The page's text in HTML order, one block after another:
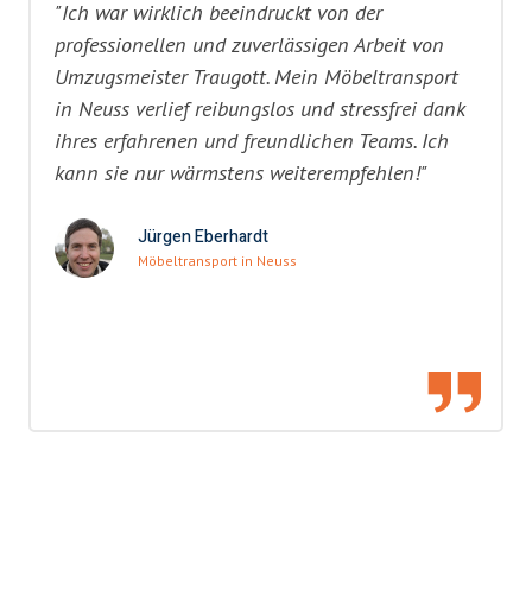
"Ich war wirklich beeindruckt von der
professionellen und zuverlässigen Arbeit von
Umzugsmeister Traugott. Mein Möbeltransport
in Neuss verlief reibungslos und stressfrei dank
ihres erfahrenen und freundlichen Teams. Ich
kann sie nur wärmstens weiterempfehlen!"
Jürgen Eberhardt
Möbeltransport in Neuss